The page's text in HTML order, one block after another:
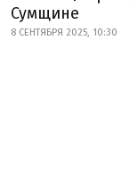
Сумщине
8 СЕНТЯБРЯ 2025, 10:30